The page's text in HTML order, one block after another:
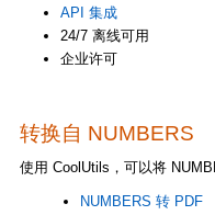
API 集成
24/7 离线可用
企业许可
转换自 NUMBERS
使用 CoolUtils，可以将
NUMBERS 转 PDF